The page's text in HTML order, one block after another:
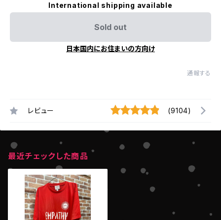
International shipping available
Sold out
日本国内にお住まいの方向け
通報する
レビュー (9104)
最近チェックした商品